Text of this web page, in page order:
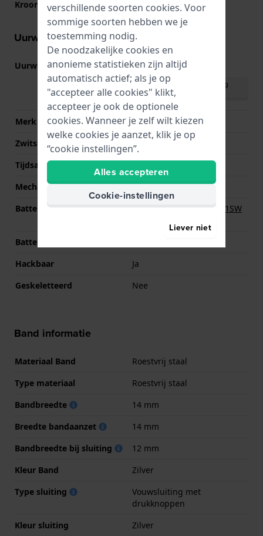
Kroon Trek kroon
Uurwerk informatie
Uurwerk nr. 6N22 (Bekijk specificaties
Download handleiding
(English)
Merk uurwerk
Seiko
Zwitsers uurwerk
Nee
Tijdsaanduiding
Mechanisme
Quartz
Batterij
Renata R364 364 / SR621SW
Batterijduur
Hackbaar
Ja
Geskeletteerd
Nee
Band informatie
Materiaal Band
Roestvrij staal
Type materiaal
Roestvrij staal
Bandbreedte
14 mm
Breedte bandaanzet
14 mm
Bandbreedte bij sluiting
12 mm
Kleur Band
Zilver
Type sluiting
Vouwsluiting met
drukknoppen
Kleur sluiting
Zilver
verschillende soorten cookies. Voor
sommige soorten hebben we je
toestemming nodig.
De noodzakelijke cookies en
anonieme statistieken zijn altijd
automatisch actief; als je op
"accepteer alle cookies" klikt,
accepteer je ook de optionele
cookies. Wanneer je zelf wilt kiezen
welke cookies je aanzet, klik je op
“cookie instellingen”.
Alles accepteren
Cookie-instellingen
Liever niet